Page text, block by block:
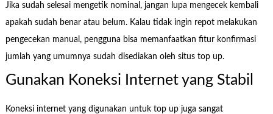
Jika sudah selesai mengetik nominal, jangan lupa mengecek kembali
apakah sudah benar atau belum. Kalau tidak ingin repot melakukan
pengecekan manual, pengguna bisa memanfaatkan fitur konfirmasi
jumlah yang umumnya sudah disediakan oleh situs top up.
Gunakan Koneksi Internet yang Stabil
Koneksi internet yang digunakan untuk top up juga sangat